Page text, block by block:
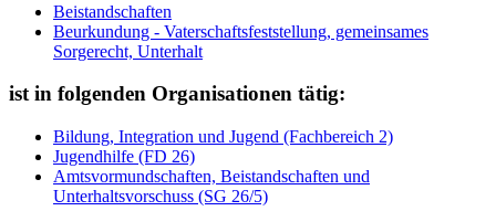
Beistandschaften
Beurkundung - Vaterschaftsfeststellung, gemeinsames
Sorgerecht, Unterhalt
ist in folgenden Organisationen tätig:
Bildung, Integration und Jugend (Fachbereich 2)
Jugendhilfe (FD 26)
Amtsvormundschaften, Beistandschaften und
Unterhaltsvorschuss (SG 26/5)